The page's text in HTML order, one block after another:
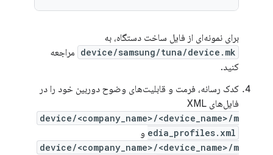
برای نمونه‌ای از فایل ساخت دستگاه، به
device/samsung/tuna/device.mk مراجعه
کنید.
کدک رسانه، فرمت و قابلیت‌های وضوح دوربین خود را در
فایل‌های XML
device/<company_name>/<device_name>/m
edia_profiles.xml و
device/<company_name>/<device_name>/m